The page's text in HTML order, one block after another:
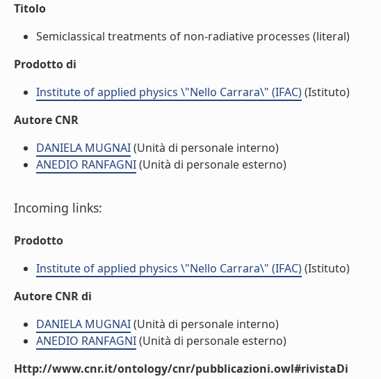
Titolo
Semiclassical treatments of non-radiative processes (literal)
Prodotto di
Institute of applied physics \"Nello Carrara\" (IFAC)(Istituto)
Autore CNR
DANIELA MUGNAI(Unità di personale interno)
ANEDIO RANFAGNI(Unità di personale esterno)
Incoming links:
Prodotto
Institute of applied physics \"Nello Carrara\" (IFAC)(Istituto)
Autore CNR di
DANIELA MUGNAI(Unità di personale interno)
ANEDIO RANFAGNI(Unità di personale esterno)
Http://www.cnr.it/ontology/cnr/pubblicazioni.owl#rivistaDi